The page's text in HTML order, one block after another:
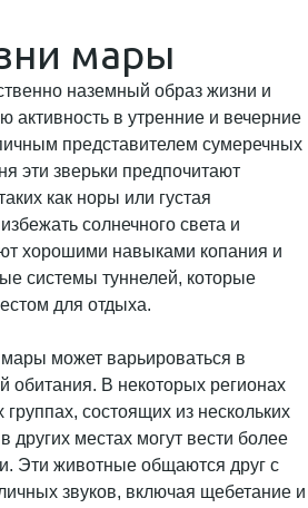
мары
наземный образ жизни и
активность в утренние и вечерние
представителем сумеречных
эти зверьки предпочитают
как норы или густая
солнечного света и
хорошими навыками копания и
системы туннелей, которые
для отдыха.
может варьироваться в
обитания. В некоторых регионах
состоящих из нескольких
других местах могут вести более
Эти животные общаются друг с
звуков, включая щебетание и